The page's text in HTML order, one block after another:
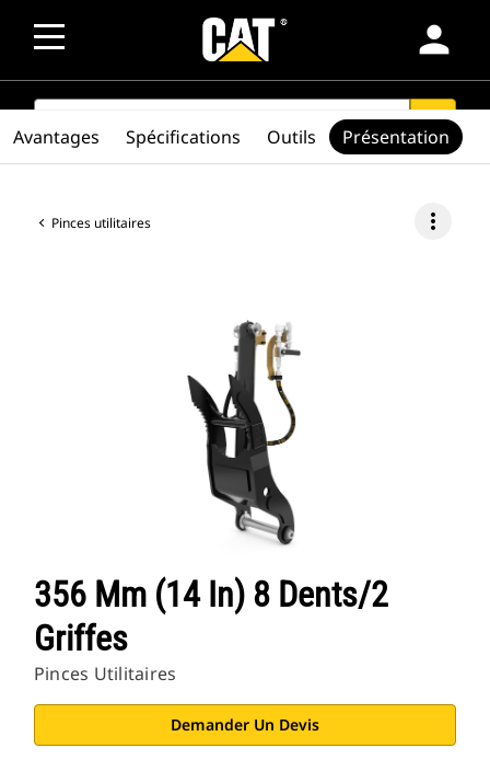
person
SEARCH search
Pinces utilitaires more_vert
356 Mm (14 In) 8 Dents/2
Griffes
Pinces Utilitaires
Demander Un Devis
Avantages Spécifications Outils Présentation